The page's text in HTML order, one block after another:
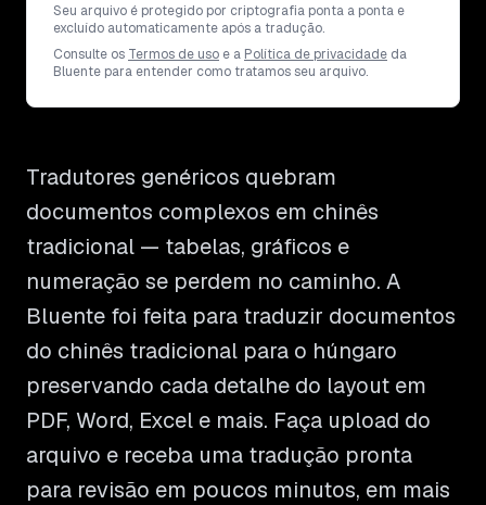
Seu arquivo é protegido por criptografia ponta a ponta e
excluído automaticamente após a tradução.
Consulte os Termos de uso e a Política de privacidade da
Bluente para entender como tratamos seu arquivo.
Tradutores genéricos quebram
documentos complexos em chinês
tradicional — tabelas, gráficos e
numeração se perdem no caminho. A
Bluente foi feita para traduzir documentos
do chinês tradicional para o húngaro
preservando cada detalhe do layout em
PDF, Word, Excel e mais. Faça upload do
arquivo e receba uma tradução pronta
para revisão em poucos minutos, em mais